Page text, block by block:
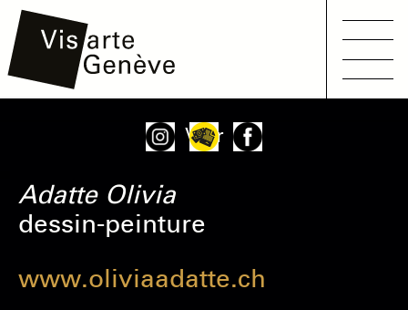
principal
Voir
Adatte Olivia
dessin-peinture
www.oliviaadatte.ch